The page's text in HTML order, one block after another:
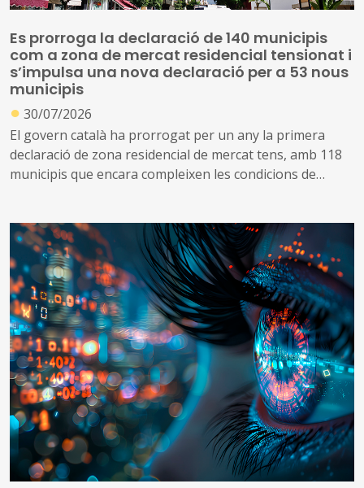
Es prorroga la declaració de 140 municipis
com a zona de mercat residencial tensionat i
s’impulsa una nova declaració per a 53 nous
municipis
● 30/07/2026
El govern català ha prorrogat per un any la primera
declaració de zona residencial de mercat tens, amb 118
municipis que encara compleixen les condicions de
A més, impulsa una nova declaració que inclou altres 53
municipis que no es consideraven de mercat tens, però
que s’ha identificat que ara compleixen les condicions
per aplicar el topall de preus